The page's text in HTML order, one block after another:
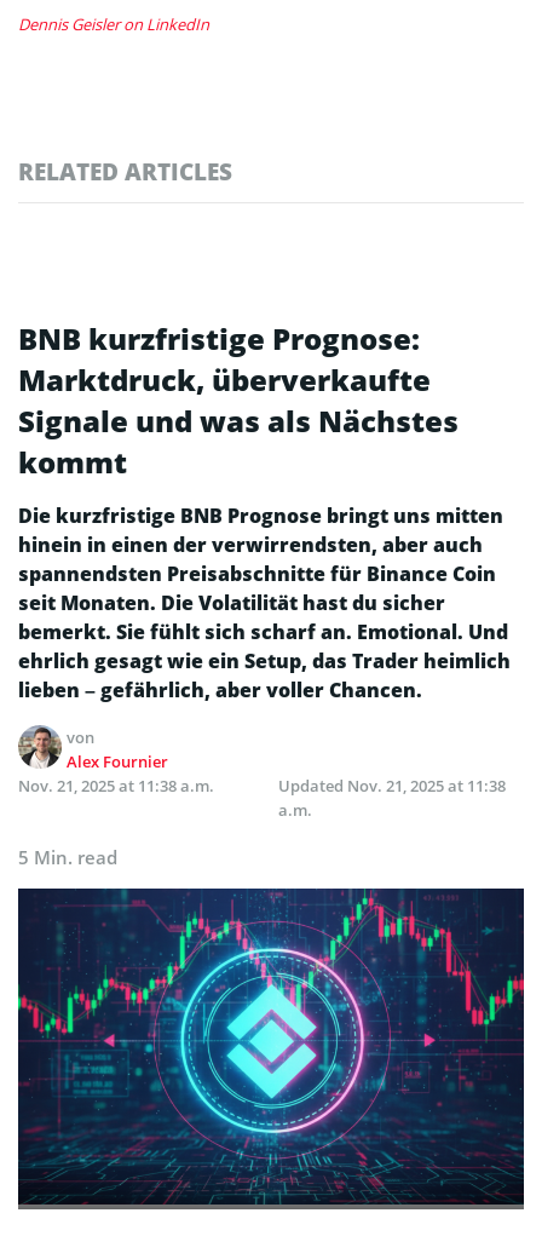
Dennis Geisler on LinkedIn
RELATED ARTICLES
BNB kurzfristige Prognose:
Marktdruck, überverkaufte
Signale und was als Nächstes
kommt
Die kurzfristige BNB Prognose bringt uns mitten
hinein in einen der verwirrendsten, aber auch
spannendsten Preisabschnitte für Binance Coin
seit Monaten. Die Volatilität hast du sicher
bemerkt. Sie fühlt sich scharf an. Emotional. Und
ehrlich gesagt wie ein Setup, das Trader heimlich
lieben – gefährlich, aber voller Chancen.
von
Alex Fournier
Nov. 21, 2025 at 11:38 a.m.
Updated Nov. 21, 2025 at 11:38
a.m.
5 Min. read